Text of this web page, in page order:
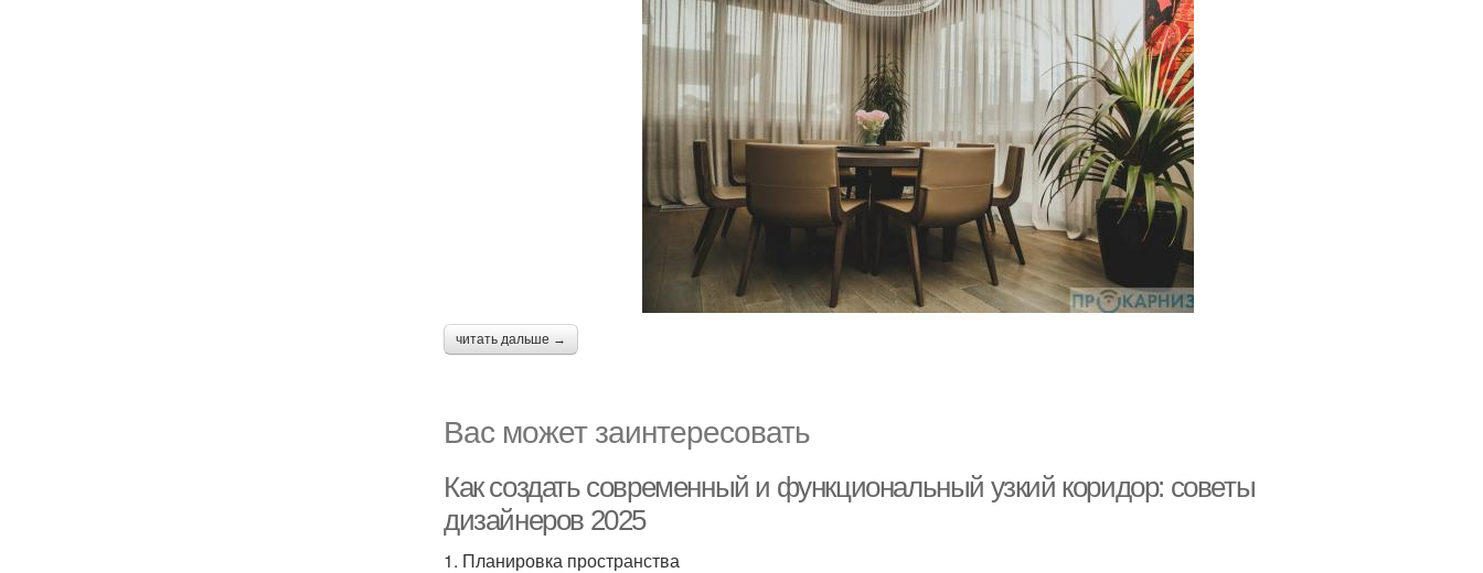
читать дальше →
Вас может заинтересовать
Как создать современный и функциональный узкий коридор: советы
дизайнеров 2025
1. Планировка пространства